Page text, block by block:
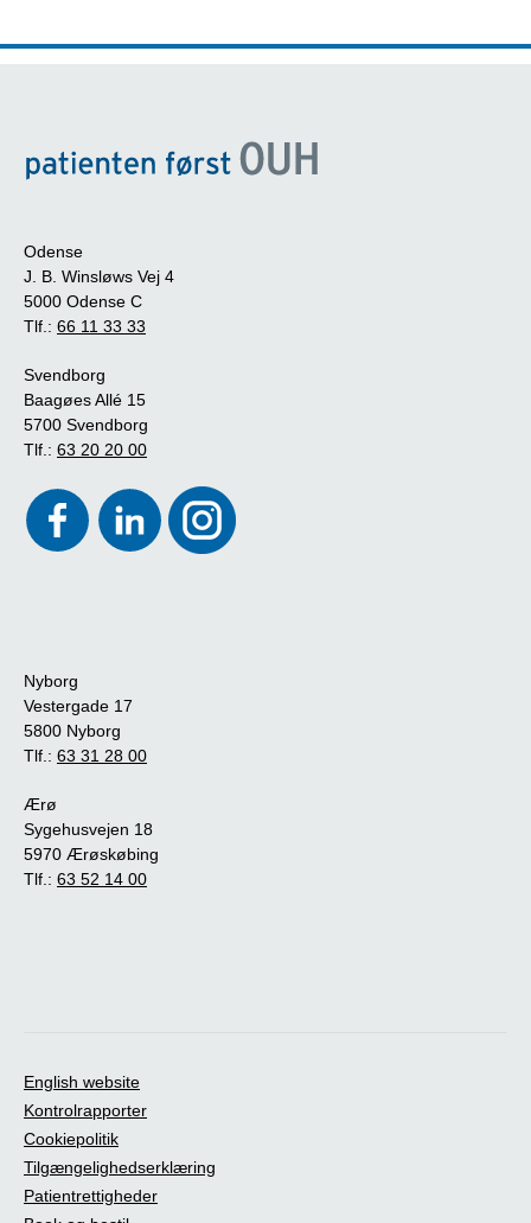
Odense
J. B. Winsløws Vej 4
5000 Odense C
Tlf.: 66 11 33 33
Svendborg
Baagøes Allé 15
5700 Svendborg
Tlf.: 63 20 20 00
Nyborg
Vestergade 17
5800 Nyborg
Tlf.: 63 31 28 00
Ærø
Sygehusvejen 18
5970 Ærøskøbing
Tlf.: 63 52 14 00
English website
Kontrolrapporter
Cookiepolitik
Tilgængelighedserklæring
Patientrettigheder